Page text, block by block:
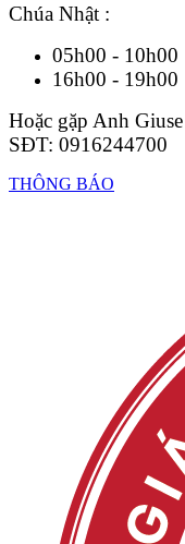
Chúa Nhật :
05h00 - 10h00
16h00 - 19h00
Hoặc gặp Anh
SĐT: 0916244700
THÔNG BÁO